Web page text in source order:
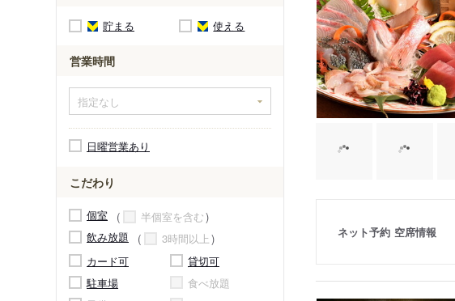
貯まる 使える
営業時間
日曜営業あり
こだわり
個室
半個室を含む
飲み放題
3時間以上
カード可
貸切可
駐車場
食べ放題
ネット予約 空席情報